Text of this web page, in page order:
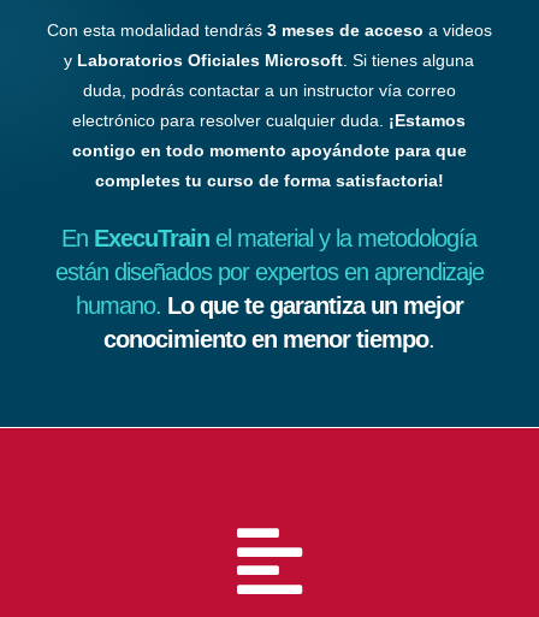
Con esta modalidad tendrás3 meses de acceso a videos
y Laboratorios Oficiales Microsoft . Si tienes alguna
duda, podrás contactar a un instructor vía correo
electrónico para resolver cualquier duda. ¡Estamos
contigo en todo momento apoyándote para que
completes tu curso de forma satisfactoria!
En ExecuTrain el material y la metodología
están diseñados por expertos en aprendizaje
humano. Lo que te garantiza un mejor
conocimiento en menor tiempo.
